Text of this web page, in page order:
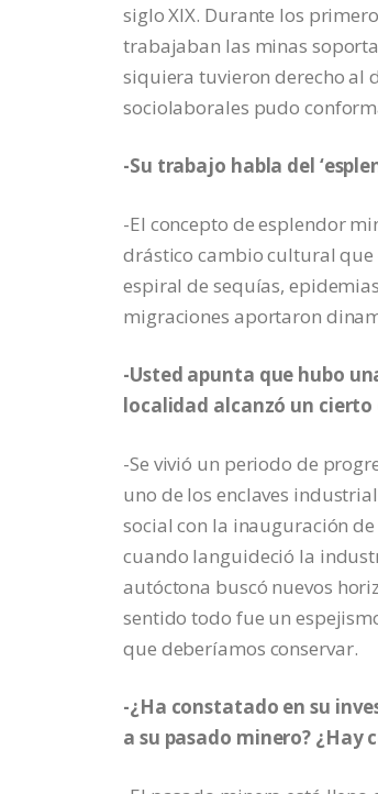
siglo XIX. Durante los
trabajaban las minas
siquiera tuvieron derecho al
sociolaborales pudo
-Su trabajo habla del
-El concepto de esplendor
drástico cambio cultural que
espiral de sequías,
migraciones aportaron
-Usted apunta que hubo
localidad alcanzó un
-Se vivió un periodo de
uno de los enclaves
social con la inauguración
cuando languideció la
autóctona buscó nuevos
sentido todo fue un
que deberíamos conservar.
-¿Ha constatado en su
a su pasado minero? ¿Hay